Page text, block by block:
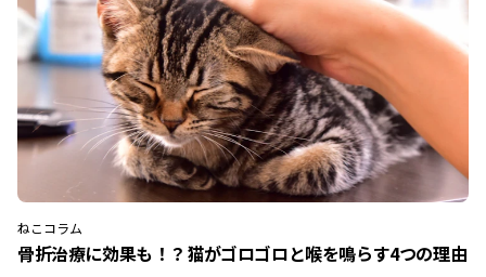
ねこコラム
骨折治療に効果も！？猫がゴロゴロと喉を鳴らす4つの理由